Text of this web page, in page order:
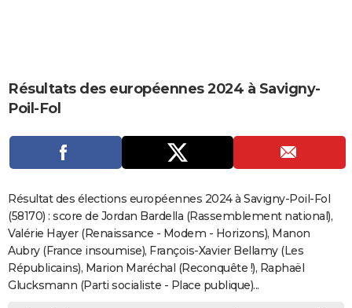
CARTE DE VOEUX
Carte de Noël
Carte Bonne année
Carte Saint-Valentin
Carte Pâques
Carte d'anniversaire
DICTIONNAIRE
Dictionnaire
Biographies
Citations
Expressions
Proverbes
PROGRAMME TV
COPAINS D'AVANT
S'inscrire
Se connecter
Lycées
Collèges
Primaires
Universités
Entreprises
Service militaire
Avis de recherche
AVIS DE DÉCÈS
FORUM
Résultats des européennes 2024 à Savigny-
Poil-Fol
Résultat des élections européennes 2024 à Savigny-Poil-Fol
(58170) : score de Jordan Bardella (Rassemblement national),
Valérie Hayer (Renaissance - Modem - Horizons), Manon
Aubry (France insoumise), François-Xavier Bellamy (Les
Républicains), Marion Maréchal (Reconquête !), Raphaël
Glucksmann (Parti socialiste - Place publique)...